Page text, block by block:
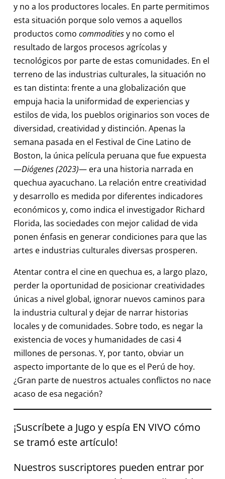
y no a los productores locales. En parte permitimos
esta situación porque solo vemos a aquellos
productos como commoditiesy no como el
resultado de largos procesos agrícolas y
tecnológicos por parte de estas comunidades. En el
terreno de las industrias culturales, la situación no
es tan distinta: frente a una globalización que
empuja hacia la uniformidad de experiencias y
estilos de vida, los pueblos originarios son voces de
diversidad, creatividad y distinción. Apenas la
semana pasada en el Festival de Cine Latino de
Boston, la única película peruana que fue expuesta
—Diógenes (2023)— era una historia narrada en
quechua ayacuchano. La relación entre creatividad
y desarrollo es medida por diferentes indicadores
económicos y, como indica el investigador Richard
Florida, las sociedades con mejor calidad de vida
ponen énfasis en generar condiciones para que las
artes e industrias culturales diversas prosperen.
Atentar contra el cine en quechua es, a largo plazo,
perder la oportunidad de posicionar creatividades
únicas a nivel global, ignorar nuevos caminos para
la industria cultural y dejar de narrar historias
locales y de comunidades. Sobre todo, es negar la
existencia de voces y humanidades de casi 4
millones de personas. Y, por tanto, obviar un
aspecto importante de lo que es el Perú de hoy.
¿Gran parte de nuestros actuales conflictos no nace
acaso de esa negación?
¡Suscríbete a Jugo y espía EN VIVO cómo
se tramó este artículo!
Nuestros suscriptores pueden entrar por